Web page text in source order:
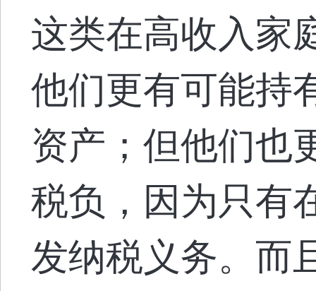
这类在高收入家
他们更有可能持
资产；但他们也
税负，因为只有
发纳税义务。而